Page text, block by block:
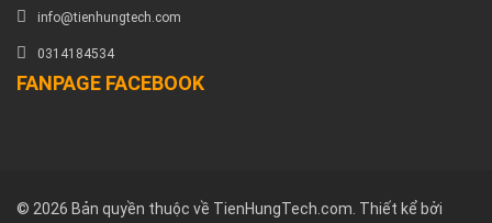
info@tienhungtech.com
0314184534
FANPAGE FACEBOOK
© 2026 Bản quyền thuộc về TienHungTech.com. Thiết kể bởi